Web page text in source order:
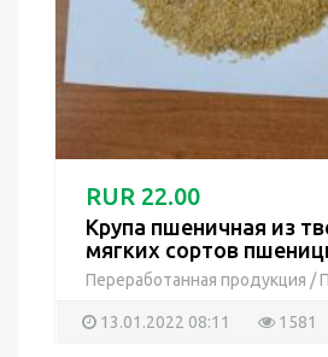
RUR 22.00
Крупа пшеничная из
мягких сортов
Переработанная продукция /
13.01.2022 08:11
1581